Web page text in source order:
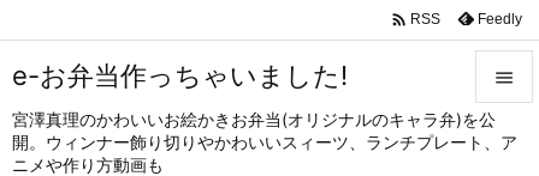
e-お弁当作っちゃいました!
宮澤真理のかわいいお絵かきお弁当(オリジナルのキャラ弁)を公
開。ウィンナー飾り切りやかわいいスィーツ、ランチプレート、ア
ニメや作り方動画も


メニュ
 RSS Feedly